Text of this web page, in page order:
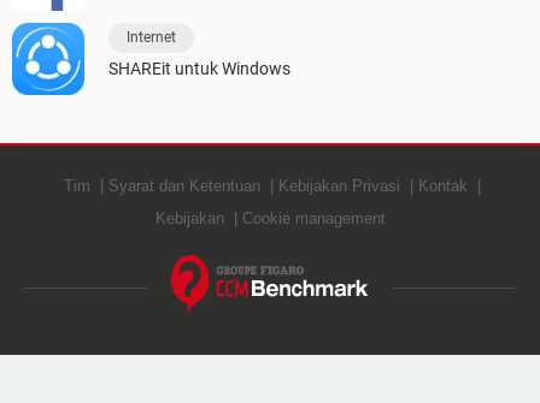
Internet
SHAREit untuk Windows
Tim Syarat dan Ketentuan Kebijakan Privasi
Kontak
Kebijakan
Cookie management